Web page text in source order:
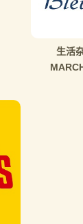
生活